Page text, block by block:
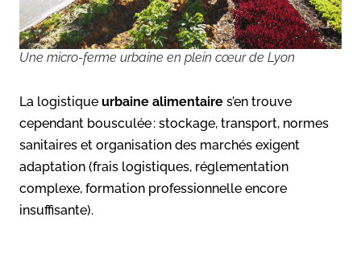
Une micro-ferme urbaine en plein cœur de Lyon
La logistique urbaine alimentaire s’en trouve
cependant bousculée : stockage, transport, normes
sanitaires et organisation des marchés exigent
adaptation (frais logistiques, réglementation
complexe, formation professionnelle encore
insuffisante).